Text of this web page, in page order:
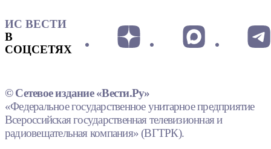
ИС ВЕСТИ
В
СОЦСЕТЯХ
© Сетевое издание «Вести.Ру»
«Федеральное государственное унитарное предприятие
Всероссийская государственная телевизионная и
радиовещательная компания» (ВГТРК).